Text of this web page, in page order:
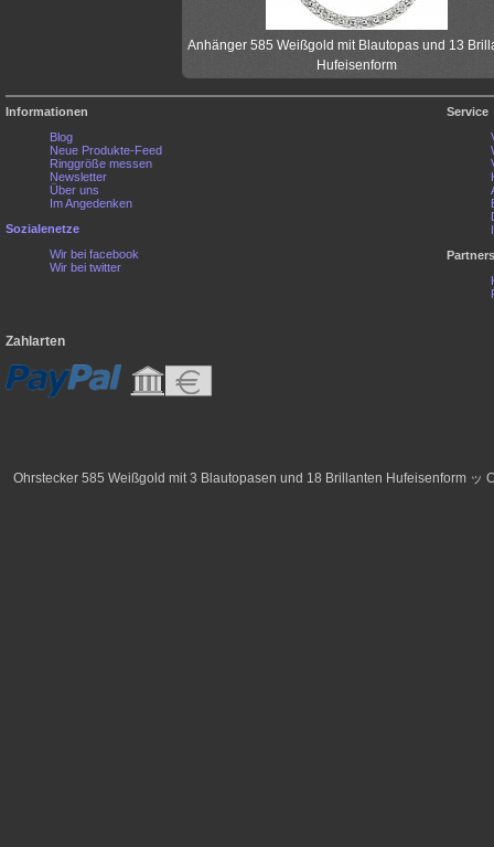
Anhänger 585 Weißgold mit Blautopas und 13
Hufeisenform
Informationen
Blog
Neue Produkte-Feed
Ringgröße messen
Newsletter
Über uns
Im Angedenken
Sozialenetze
Wir bei facebook
Wir bei twitter
Service
Zahlarten
Ohrstecker 585 Weißgold mit 3 Blautopasen und 18 Brillanten Hufeisenform ッ